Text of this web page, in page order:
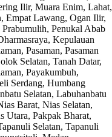
Ilir, Muara Enim, Lahat,
Empat Lawang, Ogan Ilir,
Penukal Abab
Kepulauan
Pasaman, Pasaman
Selatan, Tanah Datar,
Payakumbuh,
Serdang, Humbang
Selatan, Labuhanbatu
Barat, Nias Selatan,
Utara, Pakpak Bharat,
Selatan, Tapanuli